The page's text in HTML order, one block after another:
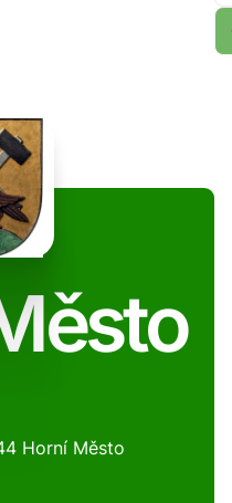
Horní Město